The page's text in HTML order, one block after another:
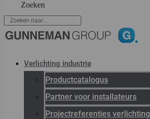
Zoeken
Verlichting industrie
Productcatalogus
Partner voor installateurs
Projectreferenties verlichting